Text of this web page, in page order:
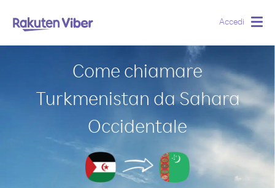
Accedi
Come chiamare
Turkmenistan da Sahara
Occidentale